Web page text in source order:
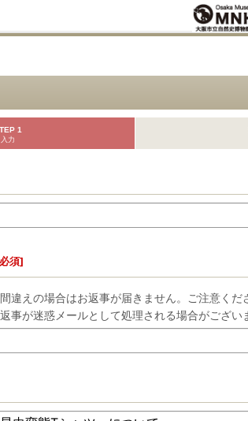
1
入力
必須]
違えの場合はお返事が届きません。ご注意くだ
事が迷惑メールとして処理される場合がござい